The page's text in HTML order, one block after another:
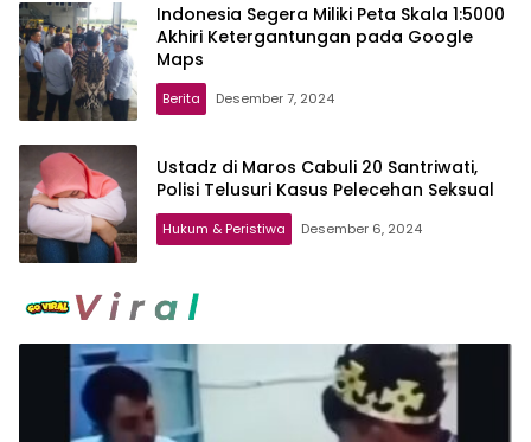
Indonesia Segera Miliki Peta Skala 1:5000
Akhiri Ketergantungan pada Google
Maps
Berita Desember 7, 2024
Ustadz di Maros Cabuli 20 Santriwati,
Polisi Telusuri Kasus Pelecehan Seksual
Hukum & Peristiwa Desember 6, 2024